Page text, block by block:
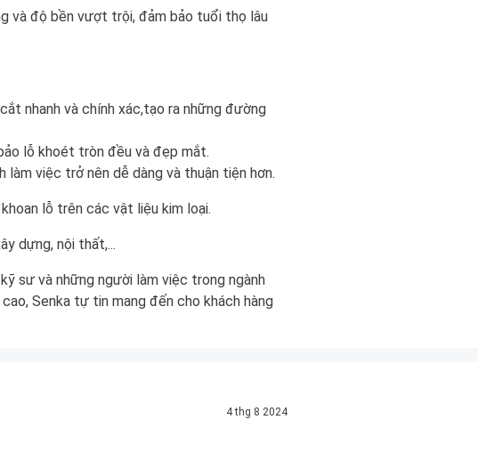
và độ bền vượt trội, đảm bảo tuổi thọ lâu
nhanh và chính xác,tạo ra những đường
lỗ khoét tròn đều và đẹp mắt.
làm việc trở nên dễ dàng và thuận tiện hơn.
lỗ trên các vật liệu kim loại.
dựng, nội thất,...
sư và những người làm việc trong ngành
Senka tự tin mang đến cho khách hàng
4 thg 8 2024